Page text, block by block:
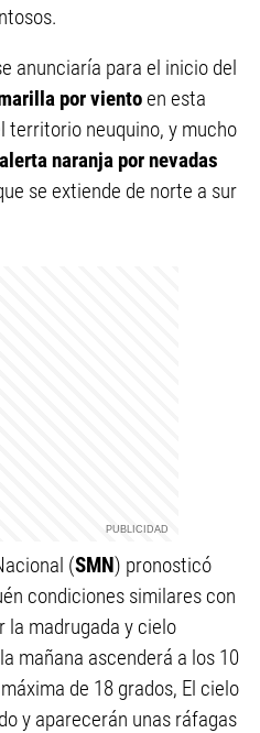
anunciaría para el inicio del
por vientoen esta
territorio neuquino, y mucho
alerta naranja por nevadas
se extiende de norte a sur
(SMN) pronosticó
condiciones similares con
la madrugada y cielo
mañana ascenderá a los 10
de 18 grados, El cielo
y aparecerán unas ráfagas